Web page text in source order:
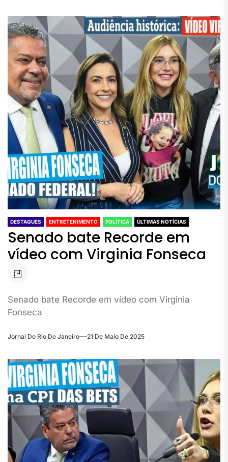
DESTAQUES ENTRETENIMENTO POLÍTICA ÚLTIMAS NOTÍCIAS
Senado bate Recorde em
vídeo com Virginia Fonseca
Senado bate Recorde em vídeo com Virginia
Fonseca
Jornal Do Rio De Janeiro 21 De Maio De 2025